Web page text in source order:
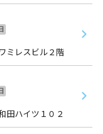
ミレスビル２階
田ハイツ１０２